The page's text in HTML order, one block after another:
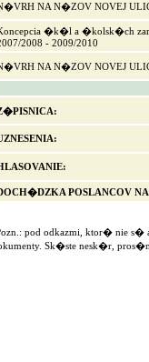
NA N�ZOV NOVEJ
�k�l a �kolsk�ch
2008 - 2009/2010
NA N�ZOV NOVEJ
POSLANCOV
pod odkazmi, ktor� nie
Sk�ste nesk�r,